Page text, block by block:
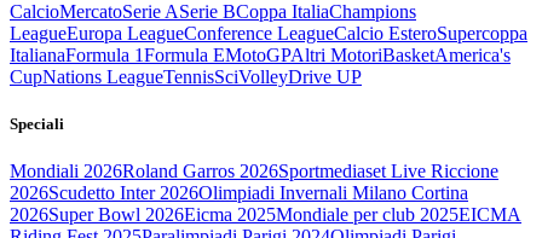
CalcioMercatoSerie ASerie BCoppa ItaliaChampions
LeagueEuropa LeagueConference LeagueCalcio EsteroSupercoppa
ItalianaFormula 1Formula EMotoGPAltri MotoriBasketAmerica's
CupNations LeagueTennisSciVolleyDrive UP
Speciali
Mondiali 2026Roland Garros 2026Sportmediaset Live Riccione
2026Scudetto Inter 2026Olimpiadi Invernali Milano Cortina
2026Super Bowl 2026Eicma 2025Mondiale per club 2025EICMA